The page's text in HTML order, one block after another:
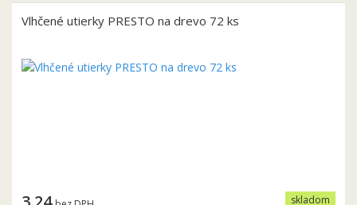
Vlhčené utierky PRESTO na drevo 72 ks
skladom